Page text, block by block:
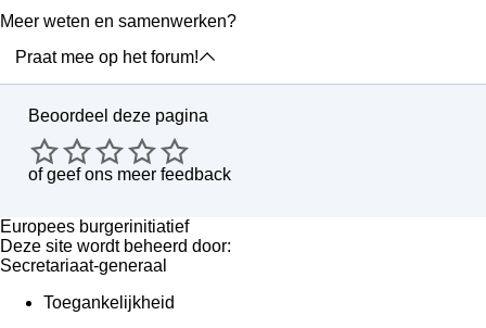
Meer weten en samenwerken?
Praat mee op het forum!
Beoordeel deze pagina
ofgeef ons meer feedback
Europees burgerinitiatief
Deze site wordt beheerd door:
Secretariaat-generaal
Toegankelijkheid